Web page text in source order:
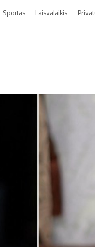
Sportas Laisvalaikis